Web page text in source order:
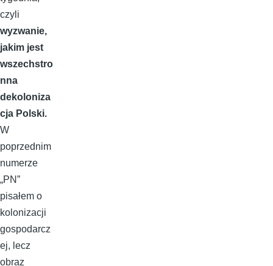
czyli
wyzwanie,
jakim jest
wszechstro
nna
dekoloniza
cja Polski.
W
poprzednim
numerze
„PN”
pisałem o
kolonizacji
gospodarcz
ej, lecz
obraz